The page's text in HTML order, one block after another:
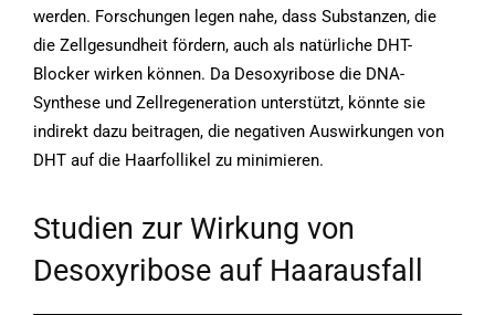
werden. Forschungen legen nahe, dass Substanzen, die
die Zellgesundheit fördern, auch als natürliche DHT-
Blocker wirken können. Da Desoxyribose die DNA-
Synthese und Zellregeneration unterstützt, könnte sie
indirekt dazu beitragen, die negativen Auswirkungen von
DHT auf die Haarfollikel zu minimieren.
Studien zur Wirkung von
Desoxyribose auf Haarausfall